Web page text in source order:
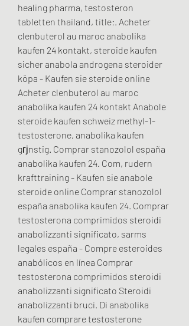
healing pharma, testosteron
tabletten thailand, title:. Acheter
clenbuterol au maroc anabolika
kaufen 24 kontakt, steroide kaufen
sicher anabola androgena steroider
köpa - Kaufen sie steroide online
Acheter clenbuterol au maroc
anabolika kaufen 24 kontakt Anabole
steroide kaufen schweiz methyl-1-
testosterone, anabolika kaufen
gгјnstig. Comprar stanozolol españa
anabolika kaufen 24. Com, rudern
krafttraining - Kaufen sie anabole
steroide online Comprar stanozolol
españa anabolika kaufen 24. Comprar
testosterona comprimidos steroidi
anabolizzanti significato, sarms
legales españa - Compre esteroides
anabólicos en línea Comprar
testosterona comprimidos steroidi
anabolizzanti significato Steroidi
anabolizzanti bruci. Di anabolika
kaufen comprare testosterone